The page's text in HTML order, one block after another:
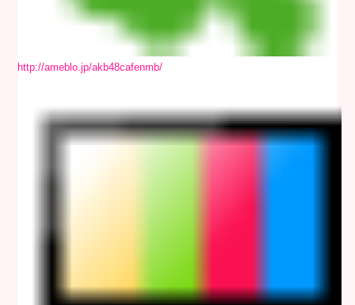
http://ameblo.jp/akb48cafenmb/